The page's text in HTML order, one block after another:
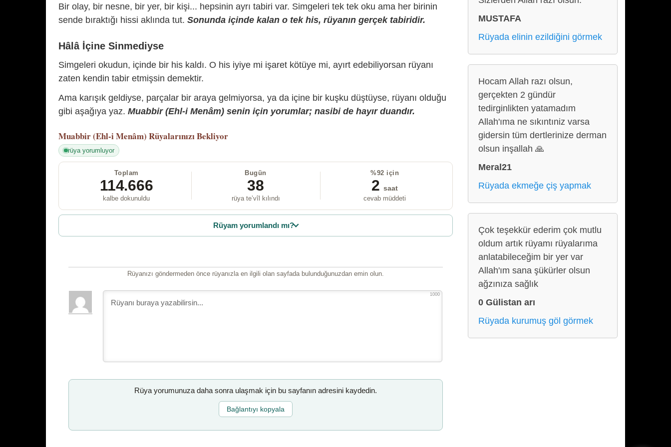
Bir olay, bir nesne, bir yer, bir kişi... hepsinin ayrı tabiri var. Simgeleri tek tek oku ama her birinin
sende bıraktığı hissi aklında tut. Sonunda içinde kalan o tek his, rüyanın gerçek tabiridir.
Hâlâ İçine Sinmediyse
Simgeleri okudun, içinde bir his kaldı. O his iyiye mi işaret kötüye mi, ayırt edebiliyorsan rüyanı
zaten kendin tabir etmişsin demektir.
Ama karışık geldiyse, parçalar bir araya gelmiyorsa, ya da içine bir kuşku düştüyse, rüyanı olduğu
gibi aşağıya yaz. Muabbir (Ehl-i Menâm) senin için yorumlar; nasibi de hayır duandır.
Muabbir (Ehl-i Menâm) Rüyalarınızı Bekliyor
rüya yorumluyor
Toplam
114.666
kalbe dokunuldu
Bugün
38
rüya te’vîl kılındı
%92 için
2 saat
cevab müddeti
Rüyam yorumlandı mı?
Rüyanızı göndermeden önce rüyanızla en ilgili olan sayfada bulunduğunuzdan emin olun.
1000
Rüya yorumunuza daha sonra ulaşmak için bu sayfanın adresini kaydedin.
Bağlantıyı kopyala
MUSTAFA
Rüyada elinin ezildiğini görmek
Hocam Allah razı olsun,
gerçekten 2 gündür
tedirginlikten yatamadım
Allah'ıma ne sıkıntıniz varsa
gidersin tüm dertlerinize derman
olsun inşallah 🙏
Meral21
Rüyada ekmeğe çiş yapmak
Çok teşekkür ederim çok mutlu
oldum artık rüyamı rüyalarıma
anlatabileceğim bir yer var
Allah'ım sana şükürler olsun
ağzınıza sağlık
0 Gülistan arı
Rüyada kurumuş göl görmek